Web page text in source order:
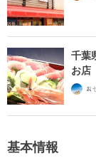
千葉
お店
基本情報